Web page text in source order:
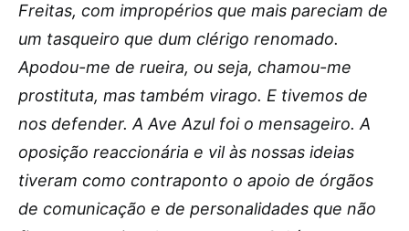
Freitas, com impropérios que mais pareciam de
um tasqueiro que dum clérigo renomado.
Apodou-me de rueira, ou seja, chamou-me
prostituta, mas também virago. E tivemos de
nos defender. A Ave Azul foi o mensageiro. A
oposição reaccionária e vil às nossas ideias
tiveram como contraponto o apoio de órgãos
de comunicação e de personalidades que não